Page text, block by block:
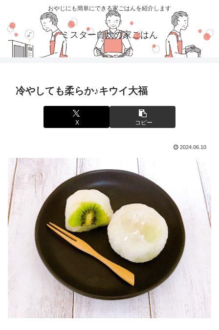
おやじにも簡単にできる家ごはんを紹介します
ミスター自炊の家ごはん
冷やしても柔らか♪キウイ大福
X コピー
2024.06.10